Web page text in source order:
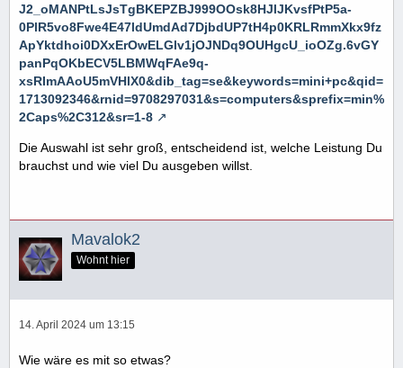
J2_oMANPtLsJsTgBKEPZBJ999OOsk8HJlJKvsfPtP5a-
0PlR5vo8Fwe4E47ldUmdAd7DjbdUP7tH4p0KRLRmmXkx9fz
ApYktdhoi0DXxErOwELGlv1jOJNDq9OUHgcU_ioOZg.6vGY
panPqOKbECV5LBMWqFAe9q-
xsRImAAoU5mVHlX0&dib_tag=se&keywords=mini+pc&qid=
1713092346&rnid=9708297031&s=computers&sprefix=min%
2Caps%2C312&sr=1-8
Die Auswahl ist sehr groß, entscheidend ist, welche Leistung Du
brauchst und wie viel Du ausgeben willst.
Mavalok2
Wohnt hier
14. April 2024 um 13:15
Wie wäre es mit so etwas?